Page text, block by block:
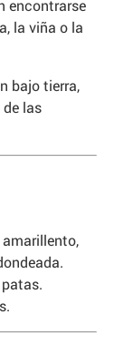
encontrarse
la viña o la
bajo tierra,
las